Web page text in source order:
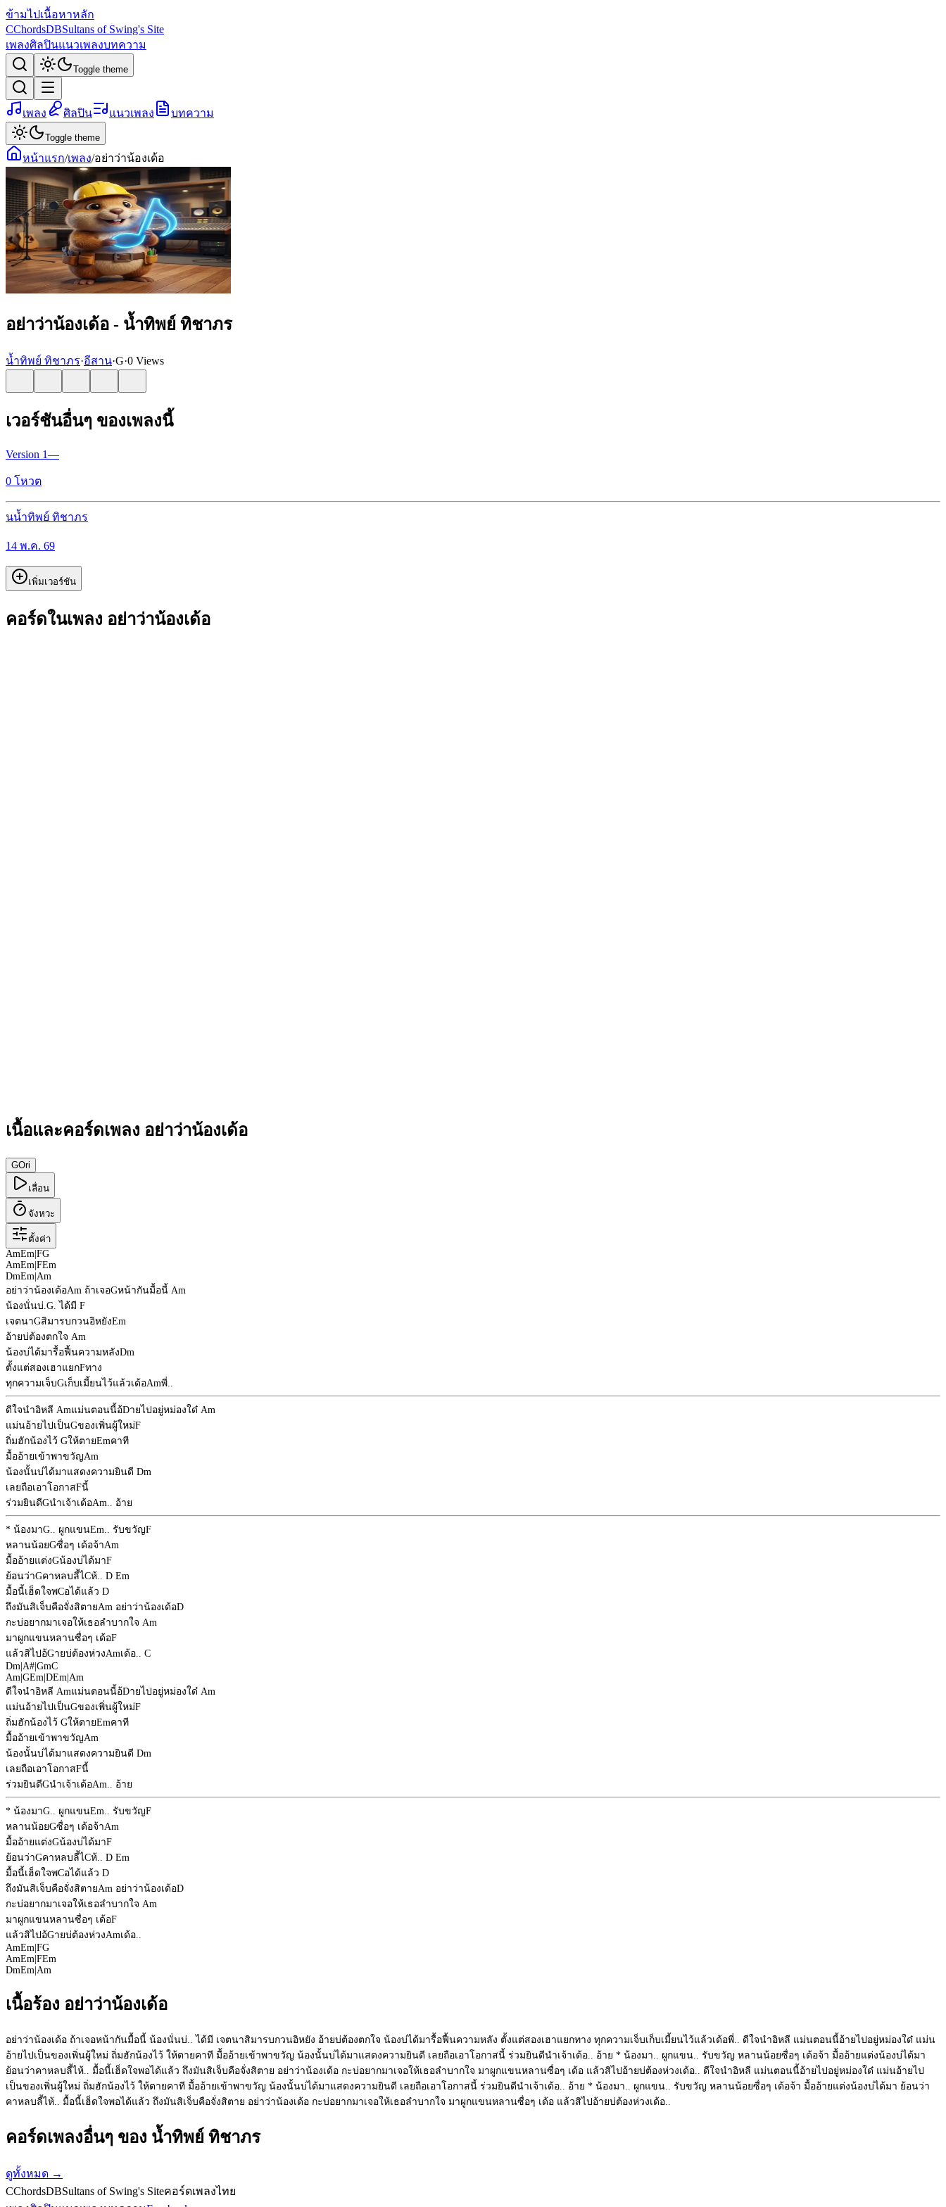
ข้ามไปเนื้อหาหลัก
CChordsDBSultans of Swing's Site
เพลงศิลปินแนวเพลงบทความ
Toggle theme
เพลง ศิลปิน แนวเพลง บทความ
Toggle theme
หน้าแรก/เพลง/อย่าว่าน้องเด้อ
อย่าว่าน้องเด้อ - น้ำทิพย์ ทิชาภร
น้ำทิพย์ ทิชาภร·อีสาน·G·0 Views
เวอร์ชันอื่นๆ ของเพลงนี้
Version 1—
0 โหวต
นน้ำทิพย์ ทิชาภร
14 พ.ค. 69
เพิ่มเวอร์ชัน
คอร์ดในเพลง อย่าว่าน้องเด้อ
เนื้อและคอร์ดเพลง อย่าว่าน้องเด้อ
GOri
เลื่อน
จังหวะ
ตั้งค่า
AmEm FG
AmEm FEm
DmEm Am
อย่าว่าน้องเด้อAm ถ้าเจอGหน้ากันมื้อนี้ Am
น้องนั่นบ่.G. ได้มี F
เจตนาGสิมารบกวนอิหยังEm
อ้ายบ่ต้องตกใจ Am
น้องบ่ได้มารื้อฟื้นความหลังDm
ตั้งแต่สองเฮาแยกFทาง
ทุกความเจ็บGเก็บเมี้ยนไว้แล้วเด้อAmพี่..
ดีใจนำอิหลี Amแม่นตอนนี้อ้Dายไปอยู่หม่องใด๋ Am
แม่นอ้ายไปเป็นGของเพิ่นผู้ใหม่F
ถิ่มฮักน้องไว้ Gให้ตายEmคาที
มื้ออ้ายเข้าพาขวัญAm
น้องนั้นบ่ได้มาแสดงความยินดี Dm
เลยถือเอาโอกาสFนี้
ร่วมยินดีGนำเจ้าเด้อAm.. อ้าย
* น้องมาG.. ผูกแขนEm.. รับขวัญF
หลานน้อยGซื่อๆ เด้อจ้าAm
มื้ออ้ายแต่งGน้องบ่ได้มาF
ย้อนว่าGคาหลบลี้ไCห้.. D Em
มื้อนี้เฮ็ดใจพCอได้แล้ว D
ถึงมันสิเจ็บคือจั่งสิตายAm อย่าว่าน้องเด้อD
กะบ่อยากมาเจอให้เธอลำบากใจ Am
มาผูกแขนหลานซื่อๆ เด้อF
แล้วสิไปอ้Gายบ่ต้องห่วงAmเด้อ.. C
Dm A# GmC
Am GEm DEm Am
ดีใจนำอิหลี Amแม่นตอนนี้อ้Dายไปอยู่หม่องใด๋ Am
แม่นอ้ายไปเป็นGของเพิ่นผู้ใหม่F
ถิ่มฮักน้องไว้ Gให้ตายEmคาที
มื้ออ้ายเข้าพาขวัญAm
น้องนั้นบ่ได้มาแสดงความยินดี Dm
เลยถือเอาโอกาสFนี้
ร่วมยินดีGนำเจ้าเด้อAm.. อ้าย
* น้องมาG.. ผูกแขนEm.. รับขวัญF
หลานน้อยGซื่อๆ เด้อจ้าAm
มื้ออ้ายแต่งGน้องบ่ได้มาF
ย้อนว่าGคาหลบลี้ไCห้.. D Em
มื้อนี้เฮ็ดใจพCอได้แล้ว D
ถึงมันสิเจ็บคือจั่งสิตายAm อย่าว่าน้องเด้อD
กะบ่อยากมาเจอให้เธอลำบากใจ Am
มาผูกแขนหลานซื่อๆ เด้อF
แล้วสิไปอ้Gายบ่ต้องห่วงAmเด้อ..
AmEm FG
AmEm FEm
DmEm Am
เนื้อร้อง อย่าว่าน้องเด้อ
อย่าว่าน้องเด้อ ถ้าเจอหน้ากันมื้อนี้ น้องนั่นบ่.. ได้มี เจตนาสิมารบกวนอิหยัง อ้ายบ่ต้องตกใจ น้องบ่ได้มารื้อฟื้นความหลัง ตั้งแต่สองเฮาแยกทาง ทุกความเจ็บเก็บเมี้ยนไว้แล้วเด้อพี่.. ดีใจนำอิหลี แม่นตอนนี้อ้ายไปอยู่หม่องใด๋ แม่น
อ้ายไปเป็นของเพิ่นผู้ใหม่ ถิ่มฮักน้องไว้ ให้ตายคาที มื้ออ้ายเข้าพาขวัญ น้องนั้นบ่ได้มาแสดงความยินดี เลยถือเอาโอกาสนี้ ร่วมยินดีนำเจ้าเด้อ.. อ้าย * น้องมา.. ผูกแขน.. รับขวัญ หลานน้อยซื่อๆ เด้อจ้า มื้ออ้ายแต่งน้องบ่ได้มา
ย้อนว่าคาหลบลี้ไห้.. มื้อนี้เฮ็ดใจพอได้แล้ว ถึงมันสิเจ็บคือจั่งสิตาย อย่าว่าน้องเด้อ กะบ่อยากมาเจอให้เธอลำบากใจ มาผูกแขนหลานซื่อๆ เด้อ แล้วสิไปอ้ายบ่ต้องห่วงเด้อ.. ดีใจนำอิหลี แม่นตอนนี้อ้ายไปอยู่หม่องใด๋ แม่นอ้ายไป
เป็นของเพิ่นผู้ใหม่ ถิ่มฮักน้องไว้ ให้ตายคาที มื้ออ้ายเข้าพาขวัญ น้องนั้นบ่ได้มาแสดงความยินดี เลยถือเอาโอกาสนี้ ร่วมยินดีนำเจ้าเด้อ.. อ้าย * น้องมา.. ผูกแขน.. รับขวัญ หลานน้อยซื่อๆ เด้อจ้า มื้ออ้ายแต่งน้องบ่ได้มา ย้อนว่า
คาหลบลี้ไห้.. มื้อนี้เฮ็ดใจพอได้แล้ว ถึงมันสิเจ็บคือจั่งสิตาย อย่าว่าน้องเด้อ กะบ่อยากมาเจอให้เธอลำบากใจ มาผูกแขนหลานซื่อๆ เด้อ แล้วสิไปอ้ายบ่ต้องห่วงเด้อ..
คอร์ดเพลงอื่นๆ ของ น้ำทิพย์ ทิชาภร
ดูทั้งหมด →
CChordsDBSultans of Swing's Siteคอร์ดเพลงไทย